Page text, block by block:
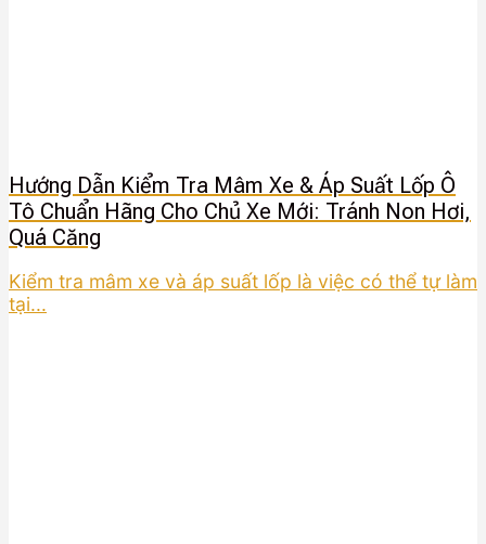
Hướng Dẫn Kiểm Tra Mâm Xe & Áp Suất Lốp Ô
Tô Chuẩn Hãng Cho Chủ Xe Mới: Tránh Non Hơi,
Quá Căng
Kiểm tra mâm xe và áp suất lốp là việc có thể tự làm
tại...